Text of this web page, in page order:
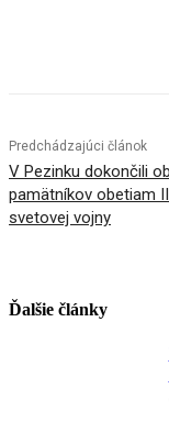
Predchádzajúci článok
V Pezinku dokončili
pamätníkov obetiam
svetovej vojny
Ďalšie články